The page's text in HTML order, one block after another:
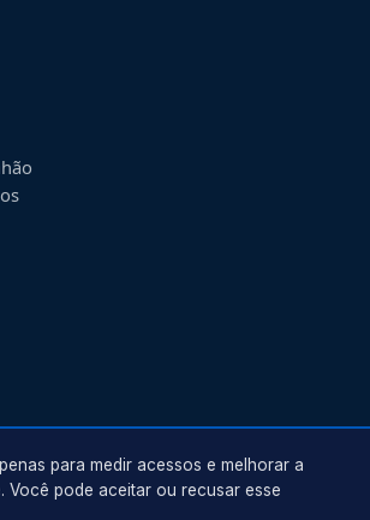
para medir acessos e melhorar a
Você pode aceitar ou recusar esse